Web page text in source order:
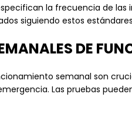
la frecuencia de
siguiendo estos
DE
semanal son
Las pruebas